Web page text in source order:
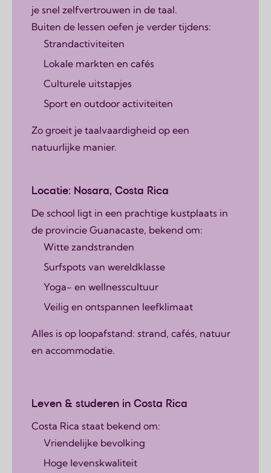
je snel zelfvertrouwen in de taal.
Buiten de lessen oefen je verder tijdens:
Strandactiviteiten
Lokale markten en cafés
Culturele uitstapjes
Sport en outdoor activiteiten
Zo groeit je taalvaardigheid op een
natuurlijke manier.
Locatie: Nosara, Costa Rica
De school ligt in een prachtige kustplaats in
de provincie Guanacaste, bekend om:
Witte zandstranden
Surfspots van wereldklasse
Yoga- en wellnesscultuur
Veilig en ontspannen leefklimaat
Alles is op loopafstand: strand, cafés, natuur
en accommodatie.
Leven & studeren in Costa Rica
Costa Rica staat bekend om:
Vriendelijke bevolking
Hoge levenskwaliteit